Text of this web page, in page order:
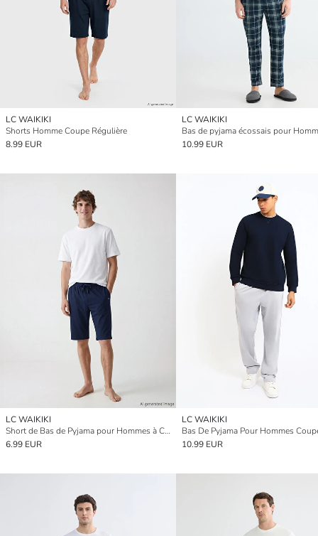
LC WAIKIKI
Shorts Homme Coupe Régulière
8.99 EUR
LC WAIKIKI
10.99 EUR
LC WAIKIKI
Short de Bas de Pyjama pour Hommes à Coupe Standard
6.99 EUR
LC WAIKIKI
10.99 EUR